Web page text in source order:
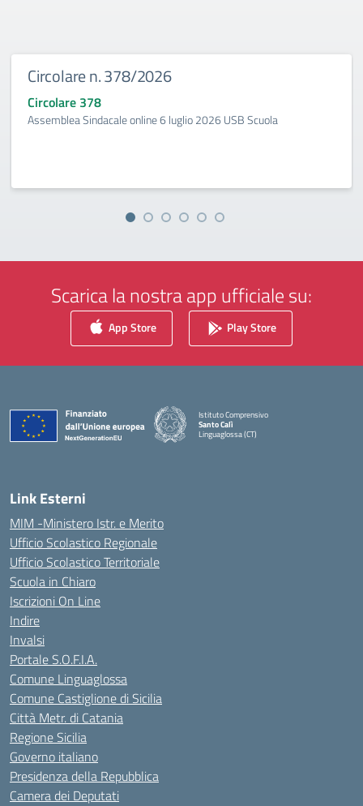
Circolare n. 378/2026
Circolare 378
Assemblea Sindacale online 6 luglio 2026 USB Scuola
Scarica la nostra app ufficiale su:
App Store Play Store
Istituto Comprensivo
Santo Calì
Linguaglossa (CT)
— Visita la pagina iniziale della scuola
Link Esterni
MIM -Ministero Istr. e Merito
Ufficio Scolastico Regionale
Ufficio Scolastico Territoriale
Scuola in Chiaro
Iscrizioni On Line
Indire
Invalsi
Portale S.O.F.I.A.
Comune Linguaglossa
Comune Castiglione di Sicilia
Città Metr. di Catania
Regione Sicilia
Governo italiano
Presidenza della Repubblica
Camera dei Deputati